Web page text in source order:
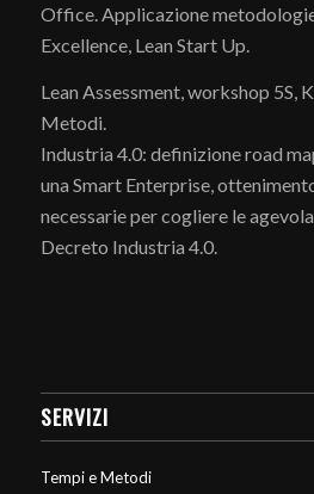
Office. Applicazione
Excellence, Lean Start Up.
Lean Assessment, workshop 5S,
Metodi.
Industria 4.0: definizione road
una Smart Enterprise,
necessarie per cogliere le
Decreto Industria 4.0.
SERVIZI
Tempi e Metodi